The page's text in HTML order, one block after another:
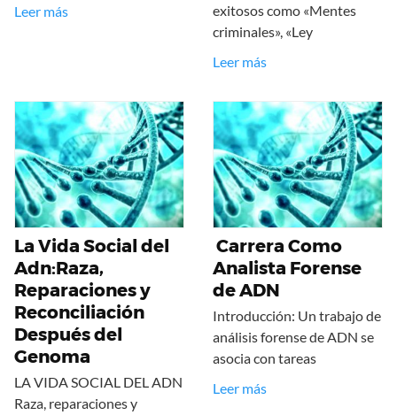
Leer más
exitosos como «Mentes
criminales», «Ley
Leer más
La Vida Social del
Adn:Raza,
Reparaciones y
Reconciliación
Después del
Genoma
LA VIDA SOCIAL DEL ADN
Raza, reparaciones y
Carrera Como
Analista Forense
de ADN
Introducción: Un trabajo de
análisis forense de ADN se
asocia con tareas
Leer más